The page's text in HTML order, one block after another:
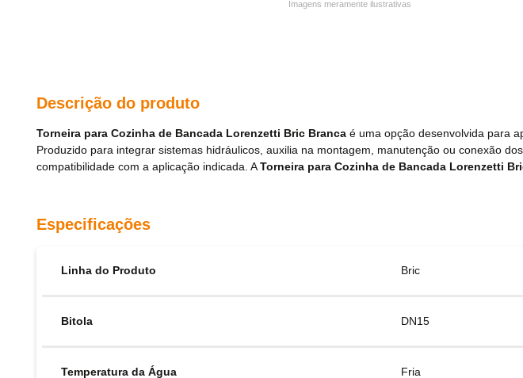
Imagens meramente ilustrativas
Descrição do produto
Torneira para Cozinha de Bancada Lorenzetti Bric Branca é uma opção desenvolvida para
Produzido para integrar sistemas hidráulicos, auxilia na montagem, manutenção ou conexão
compatibilidade com a aplicação indicada. ATorneira para Cozinha de Bancada Lorenzetti
Especificações
Linha do Produto Bric
Bitola DN15
Temperatura da Água Fria